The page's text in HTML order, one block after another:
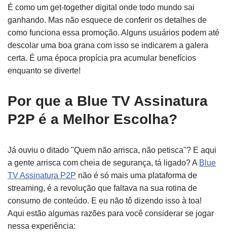
É como um get-together digital onde todo mundo sai
ganhando. Mas não esquece de conferir os detalhes de
como funciona essa promoção. Alguns usuários podem até
descolar uma boa grana com isso se indicarem a galera
certa. É uma época propícia pra acumular benefícios
enquanto se diverte!
Por que a Blue TV Assinatura
P2P é a Melhor Escolha?
Já ouviu o ditado "Quem não arrisca, não petisca"? E aqui
a gente arrisca com cheia de segurança, tá ligado? A Blue
TV Assinatura P2P não é só mais uma plataforma de
streaming, é a revolução que faltava na sua rotina de
consumo de conteúdo. E eu não tô dizendo isso à toa!
Aqui estão algumas razões para você considerar se jogar
nessa experiência: